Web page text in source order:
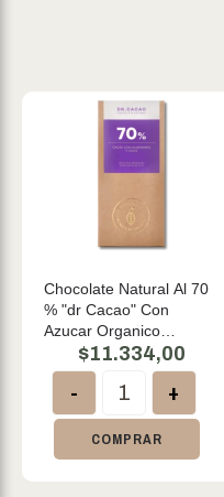
Chocolate Natural Al 70
% "dr Cacao" Con
Azucar Organico
Almendras Y Coco X 80
Gr
$11.334,00
- +
COMPRAR